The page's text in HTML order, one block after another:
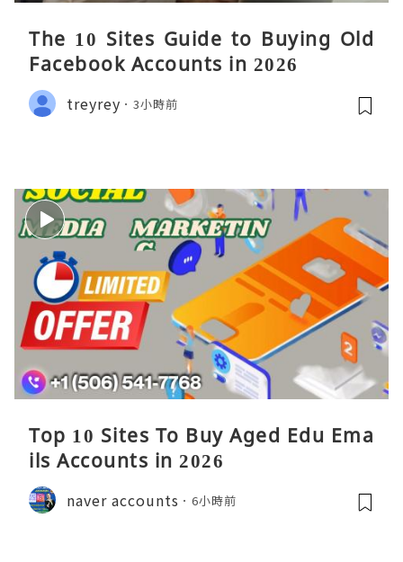
The 10 Sites Guide to Buying Old
Facebook Accounts in 2026
treyrey 3小時前
Top 10 Sites To Buy Aged Edu Ema
ils Accounts in 2026
naver accounts 6小時前